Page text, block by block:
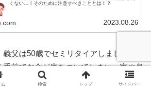
くない…！そのために注意すべきこととは！？
2023.08.26
義父は50歳でセミリタイアしました
手前でお金が底をついてしまい、実の息
までになってしまいました。
ム 検索 トップ サイドバー